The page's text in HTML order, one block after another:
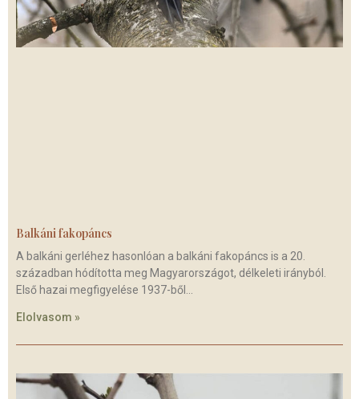
Balkáni fakopáncs
A balkáni gerléhez hasonlóan a balkáni fakopáncs is a 20.
században hódította meg Magyarországot, délkeleti irányból.
Első hazai megfigyelése 1937-ből
Elolvasom »